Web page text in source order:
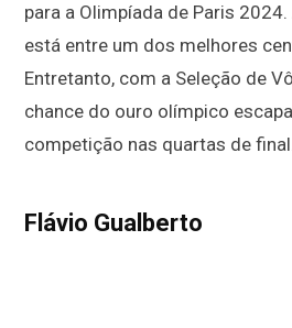
para a Olimpíada de Paris
está entre um dos melhores
Entretanto, com a Seleção de
chance do ouro olímpico
competição nas quartas de
Flávio Gualberto